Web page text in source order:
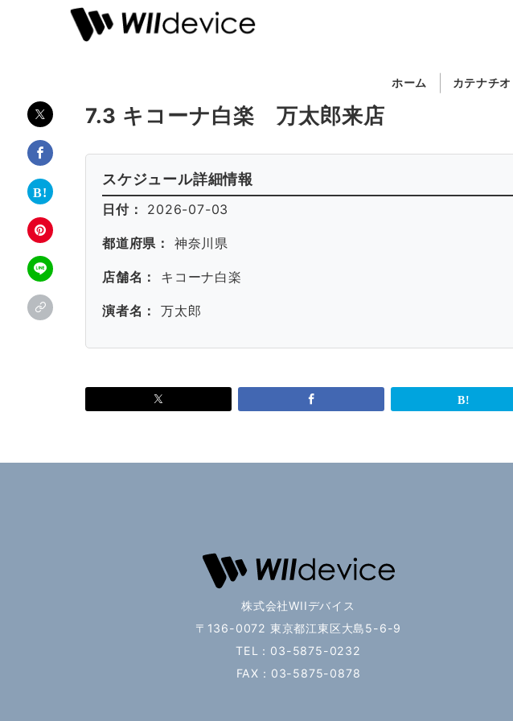
ホーム カテナチオ
7.3 キコーナ白楽 万太郎来店
スケジュール詳細情報
日付： 2026-07-03
都道府県： 神奈川県
店舗名： キコーナ白楽
演者名： 万太郎
株式会社WIIデバイス
〒136-0072 東京都江東区大島5-6-9
TEL：03-5875-0232
FAX：03-5875-0878